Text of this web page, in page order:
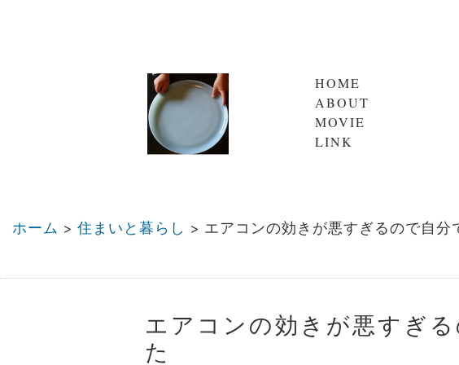
HOME
ABOUT
MOVIE
LINK
ホーム > 住まいと暮らし > エアコンの効きが悪すぎるので自分
エアコンの効きが悪すぎ
た